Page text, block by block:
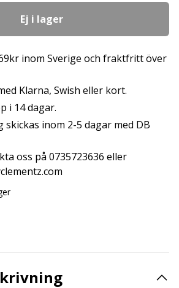
Ej i lager
inom Sverige och fraktfritt över
Klarna, Swish eller kort.
i 14 dagar.
skickas inom 2-5 dagar med DB
oss på 0735723636 eller